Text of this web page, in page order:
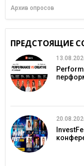
Архив опросов
ПРЕДСТОЯЩИЕ